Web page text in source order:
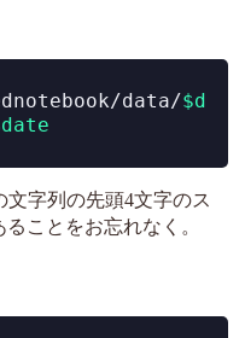
data/$d
文字列の先頭4文字のス
ことをお忘れなく。